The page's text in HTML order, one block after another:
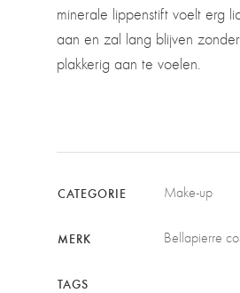
minerale lippenstift voelt erg
aan en zal lang blijven
plakkerig aan te voelen.
CATEGORIE Make-up
MERK Bellapierre
TAGS